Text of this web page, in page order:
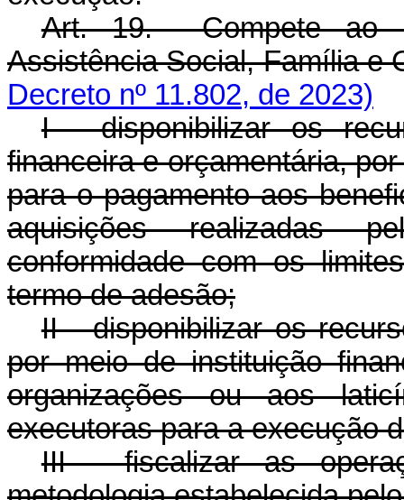
Art. 19. Compete ao
Assistência Social, Família
Decreto nº 11.802, de 2023)
I - disponibilizar os
financeira e orçamentária,
para o pagamento aos
aquisições realizadas
conformidade com os
termo de adesão;
II - disponibilizar os
por meio de instituição
organizações ou aos
executoras para a execução
III - fiscalizar as